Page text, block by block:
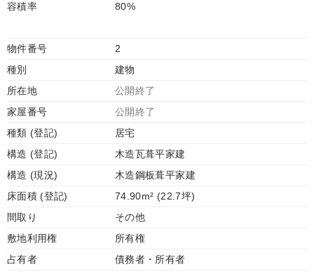
容積率
80%
物件番号
2
種別
建物
所在地
公開終了
家屋番号
公開終了
種類 (登記)
居宅
構造 (登記)
木造瓦葺平家建
構造 (現況)
木造鋼板葺平家建
床面積 (登記)
74.90m² (22.7坪)
間取り
その他
敷地利用権
所有権
占有者
債務者・所有者